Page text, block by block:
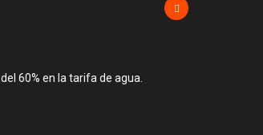
60% en la tarifa de agua.